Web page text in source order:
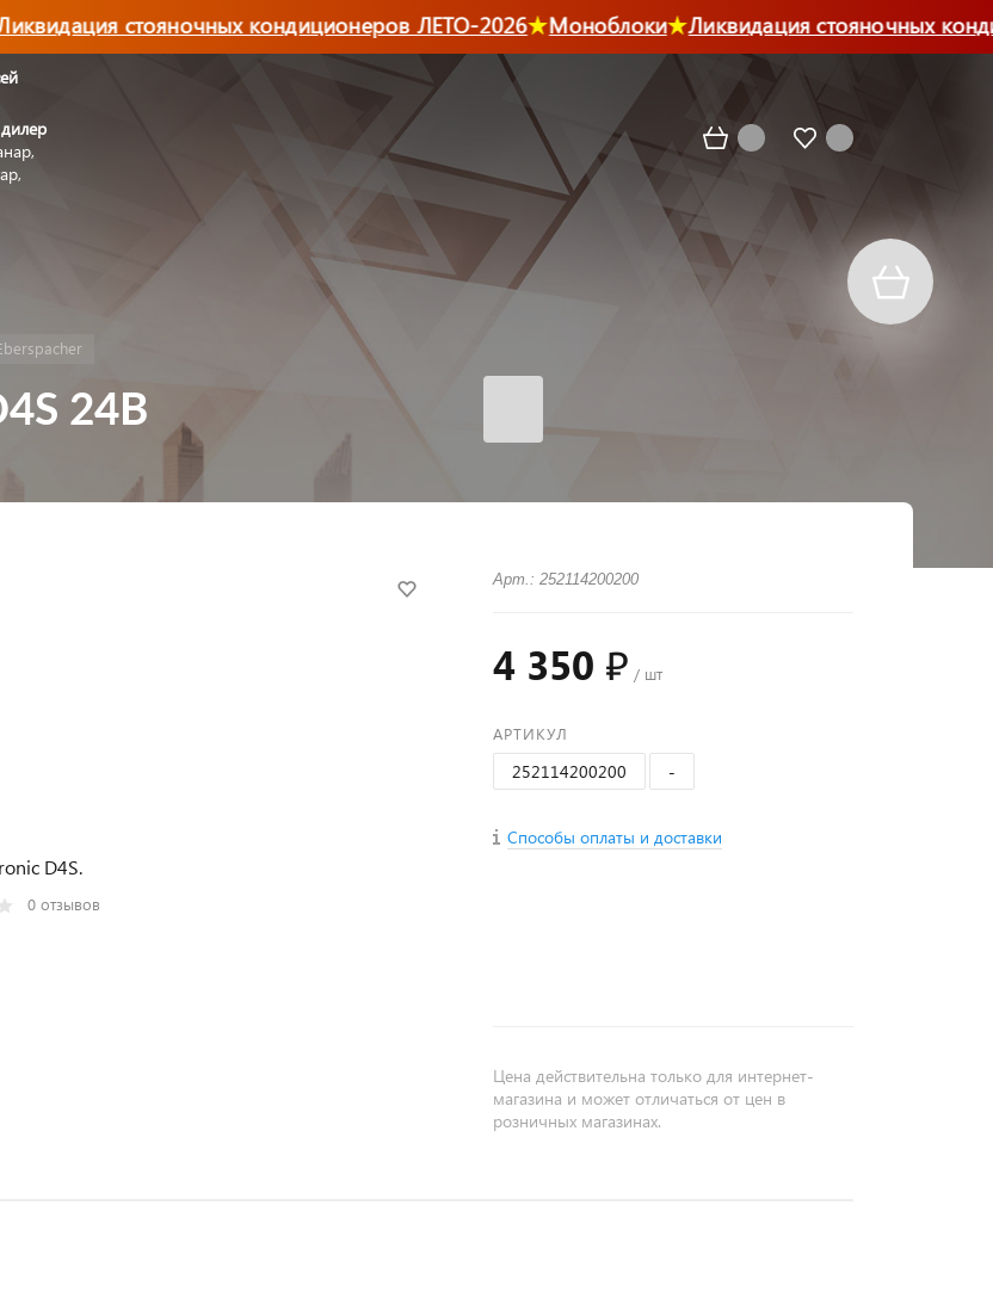
стояночных кондиционеров ЛЕТО-2026 Моноблоки Ликвидация стояночных
24В
D4S.
0 отзывов
Арт.: 252114200200
4 350 ₽ / шт
АРТИКУЛ
252114200200 -
Способы оплаты и доставки
Цена действительна только для интернет-
магазина и может отличаться от цен в
розничных магазинах.